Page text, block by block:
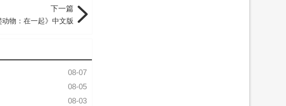
下一篇
动物：在一起》中文版
08-07
08-05
08-03